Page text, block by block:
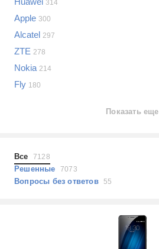
Indesit
JBL
Проблемы по категориям
Сотовые телефоны
Сотовые телефоны
Планшеты
Наушники
Выберите...
не включается
самопроизвольное выключение
314
Apple 300
Alcatel 297
ZTE 278
Nokia 214
Fly 180
Показать еще
Все 7128
Решенные 7073
Вопросы без ответов55